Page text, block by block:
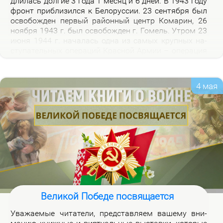
фронт при­бли­зил­ся к Бе­ло­рус­сии. 23 сен­тяб­ря был
осво­бож­ден пер­вый рай­он­ный центр Ко­ма­рин, 26
но­яб­ря 1943 г. был осво­бож­ден г. Го­мель. Утром 23
за­хват­чи­ков с тер­ри­то­рии Бе­ло­рус­сии.
4 мая
Великой Победе посвящается
Ува­жа­е­мые чи­та­те­ли, пред­став­ля­ем ва­ше­му вни­